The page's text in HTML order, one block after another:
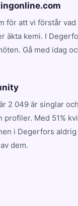
att vi förstår
äkta kemi. I
Gå med idag
2 049 är singlar
Med 51%
i Degerfors
dem.